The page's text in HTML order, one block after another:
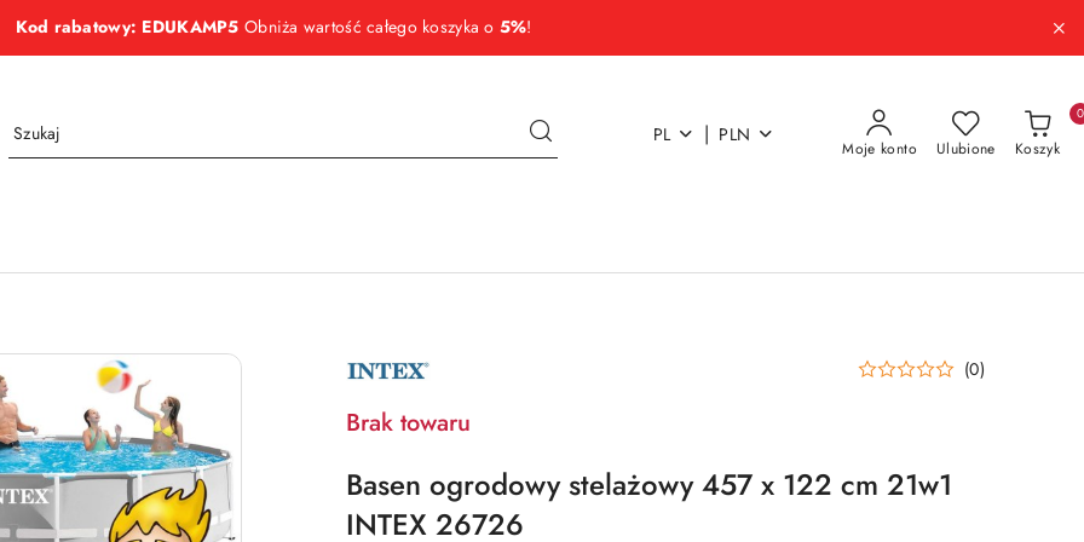
Kod rabatowy: EDUKAMP5 Obniża wartość całego koszyka o 5%!
PL | PLN
Moje konto Ulubione Koszyk
0
NAZWA
PRODUCENTA: (0)
Brak towaru
Basen ogrodowy stelażowy 457 x 122 cm 21w1
INTEX 26726